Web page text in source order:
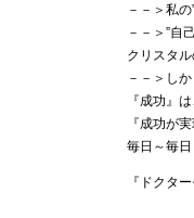
－－＞私
－－＞”自
クリスタル
－－＞し
『成功』
『成功が
毎日～毎
『ドクタ
「自己